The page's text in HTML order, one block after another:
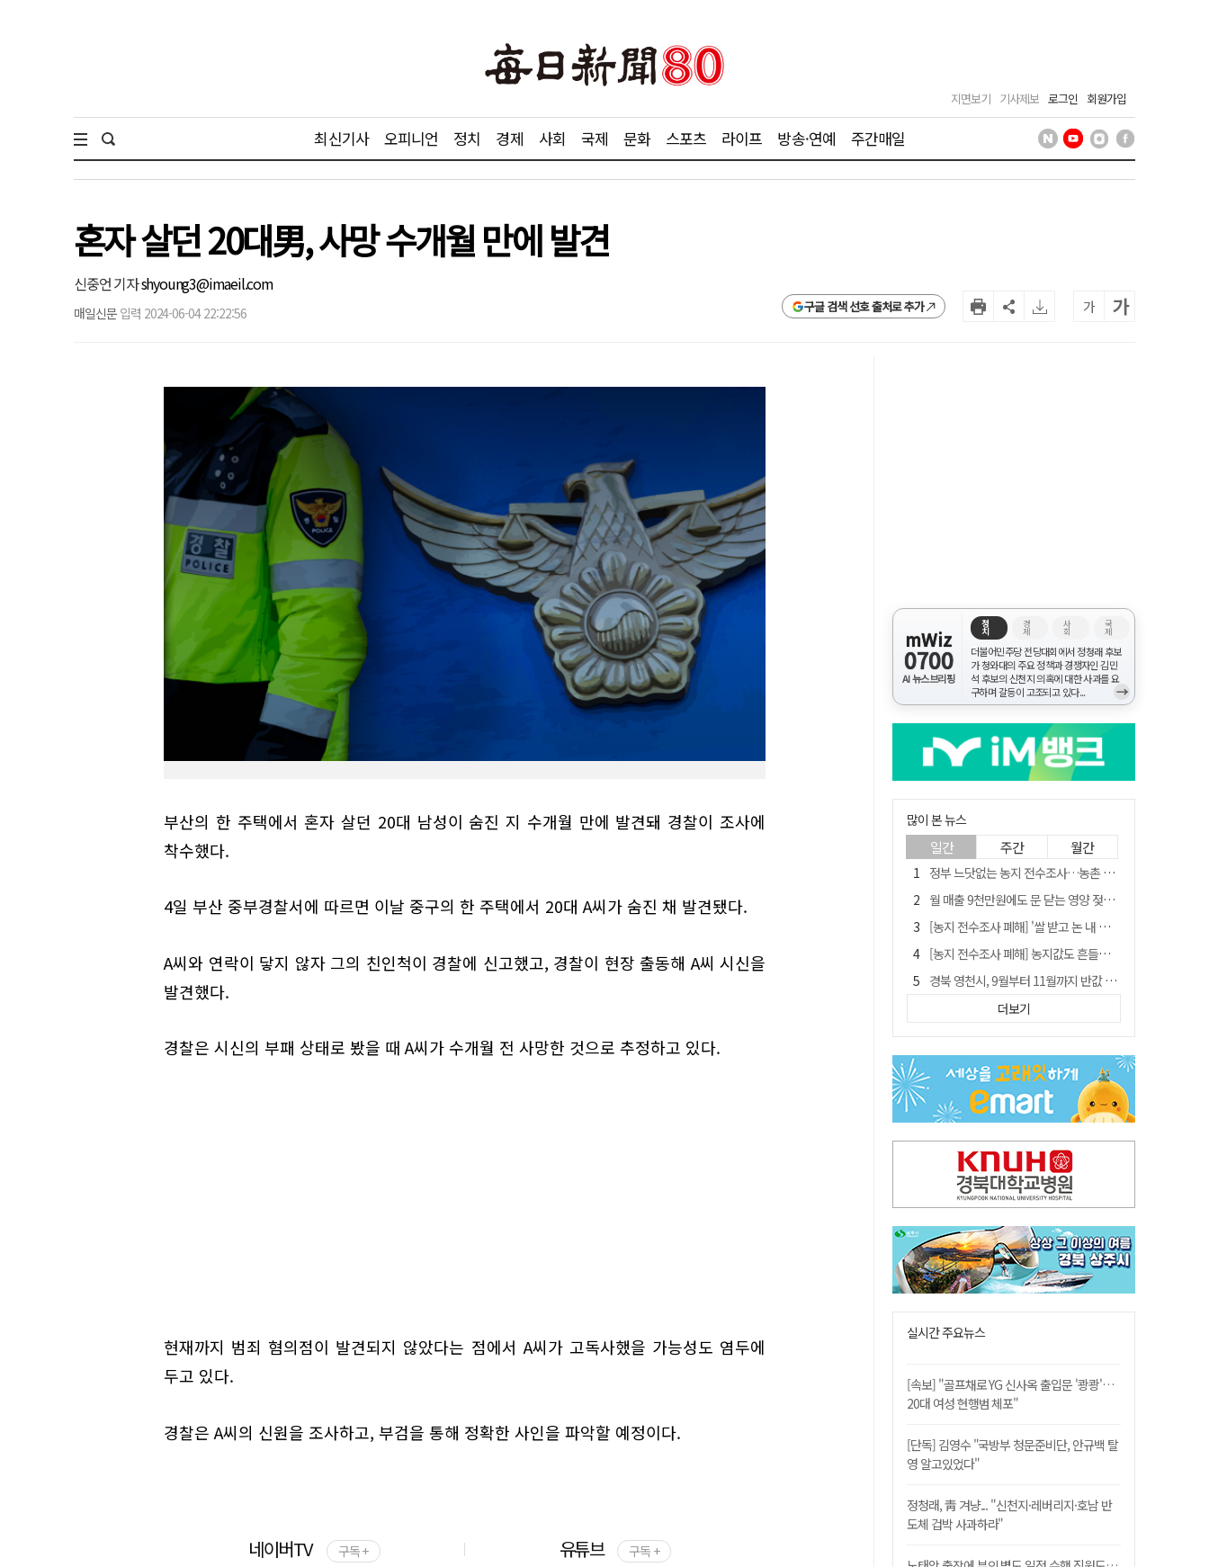
지면보기 기사제보 로그인 회원가입
최신기사 오피니언 정치 경제 사회 국제 문화 스포츠 라이프 방송·연예 주간매일
혼자 살던 20대男, 사망 수개월 만에 발견
신중언 기자shyoung3@imaeil.com
매일신문 입력 2024-06-04 22:22:56 구글 검색 선호 출처로 추가 가 가
부산의 한 주택에서 혼자 살던 20대 남성이 숨진 지 수개월 만에 발견돼 경찰이 조사에
착수했다.
4일 부산 중부경찰서에 따르면 이날 중구의 한 주택에서 20대 A씨가 숨진 채 발견됐다.
A씨와 연락이 닿지 않자 그의 친인척이 경찰에 신고했고, 경찰이 현장 출동해 A씨 시신을
발견했다.
경찰은 시신의 부패 상태로 봤을 때 A씨가 수개월 전 사망한 것으로 추정하고 있다.
현재까지 범죄 혐의점이 발견되지 않았다는 점에서 A씨가 고독사했을 가능성도 염두에
두고 있다.
경찰은 A씨의 신원을 조사하고, 부검을 통해 정확한 사인을 파악할 예정이다.
네이버TV 구독 + 유튜브 구독 +
mWiz
0700
AI 뉴스브리핑
정
치
경
제
사
회
국
제
더불어민주당 전당대회에서 정청래 후보
가 청와대의 주요 정책과 경쟁자인 김민
석 후보의 신천지 의혹에 대한 사과를 요
구하며 갈등이 고조되고 있다...
→
많이 본 뉴스
일간 주간 월간
정부 느닷없는 농지 전수조사…농촌 들쑤시는 '경자유전'의 칼날
월 매출 9천만원에도 문 닫는 영양 젖소농장… "일할 사람이 없어"
[농지 전수조사 폐해] '쌀 받고 논 내 준' 도지농 이제 어쩌나?
[농지 전수조사 폐해] 농지값도 흔들리나…"도지 막히면 헐값 매물 나올 수도"
경북 영천시, 9월부터 11월까지 반값 여행 혜택 제공
'솔리다임 IPO 추진설' SK하이닉스, 주가 9% 급락
[농지 전수조사 폐해] 실경작농·청년농 부담도 커진다
아쉬운 태클
TK신공항 참여 주저한 LH, 광주군공항 사업에는 앞장
더보기
실시간 주요뉴스
[속보] "골프채로 YG 신사옥 출입문 '쾅쾅'…
20대 여성 현행범 체포"
[단독] 김영수 "국방부 청문준비단, 안규백 탈
영 알고있었다"
정청래, 靑 겨냥... "신천지·레버리지·호남 반
도체 겁박 사과하라"